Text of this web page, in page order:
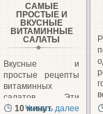
САМЫЕ
ПРОСТЫЕ И
ВКУСНЫЕ
ВИТАМИННЫЕ
САЛАТЫ
Вкусные и
простые рецепты
витаминных
салатов. Эти
салаты очень
10 минут
Читать далее